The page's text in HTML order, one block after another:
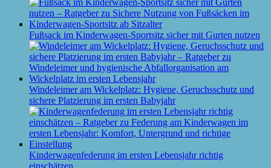
Fußsack im Kinderwagen-Sportsitz sicher mit Gurten nutzen
Windeleimer am Wickelplatz: Hygiene, Geruchsschutz und
sichere Platzierung im ersten Babyjahr
Kinderwagenfederung im ersten Lebensjahr richtig
einschätzen